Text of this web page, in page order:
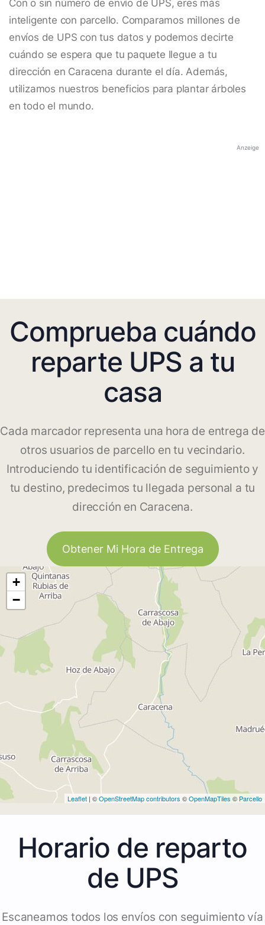
Con o sin número de envío de UPS, eres más
inteligente con parcello. Comparamos millones de
envíos de UPS con tus datos y podemos decirte
cuándo se espera que tu paquete llegue a tu
dirección en Caracena durante el día. Además,
utilizamos nuestros beneficios para plantar árboles
en todo el mundo.
Anzeige
Comprueba cuándo
reparte UPS a tu
casa
Cada marcador representa una hora de entrega de
otros usuarios de parcello en tu vecindario.
Introduciendo tu identificación de seguimiento y
tu destino, predecimos tu llegada personal a tu
dirección en Caracena.
Obtener Mi Hora de Entrega
+
−
Leaflet | ©OpenStreetMap contributors ©OpenMapTiles © Parcello
Horario de reparto
de UPS
Escaneamos todos los envíos con seguimiento vía